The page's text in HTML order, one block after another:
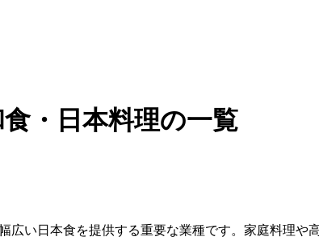
・日本料理の一覧
い日本食を提供する重要な業種です。家庭料理